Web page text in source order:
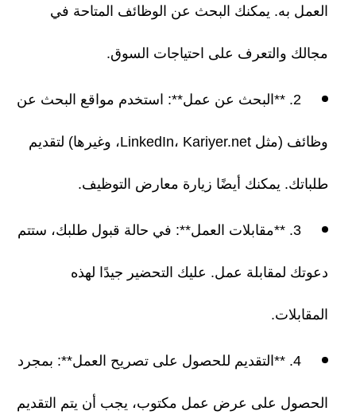
العمل به. يمكنك البحث عن الوظائف المتاحة في
مجالك والتعرف على احتياجات السوق.
2. **البحث عن عمل**: استخدم مواقع البحث عن
وظائف (مثل LinkedIn، Kariyer.net، وغيرها) لتقديم
طلباتك. يمكنك أيضًا زيارة معارض التوظيف.
3. **مقابلات العمل**: في حالة قبول طلبك، ستتم
دعوتك لمقابلة عمل. عليك التحضير جيدًا لهذه
المقابلات.
4. **التقديم للحصول على تصريح العمل**: بمجرد
الحصول على عرض عمل مكتوب، يجب أن يتم التقديم